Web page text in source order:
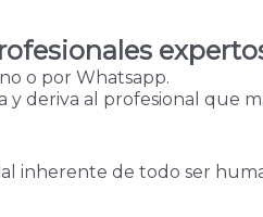
o por Whatsapp.
deriva al profesional que
inherente de todo ser